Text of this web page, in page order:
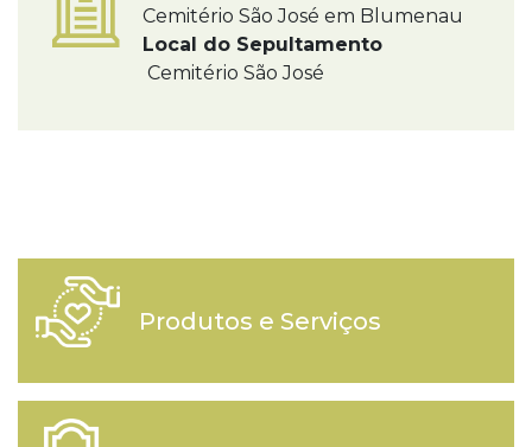
Cemitério São José em Blumenau
Local do Sepultamento
Cemitério São José
Produtos e Serviços